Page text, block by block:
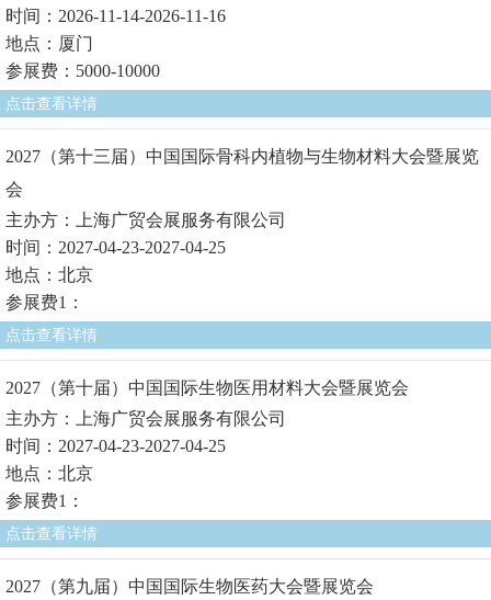
时间：2026-11-14-2026-11-16
地点：厦门
参展费：5000-10000
点击查看详情
2027（第十三届）中国国际骨科内植物与生物材料大会暨展览
会
主办方：上海广贸会展服务有限公司
时间：2027-04-23-2027-04-25
地点：北京
参展费1：
点击查看详情
2027（第十届）中国国际生物医用材料大会暨展览会
主办方：上海广贸会展服务有限公司
时间：2027-04-23-2027-04-25
地点：北京
参展费1：
点击查看详情
2027（第九届）中国国际生物医药大会暨展览会